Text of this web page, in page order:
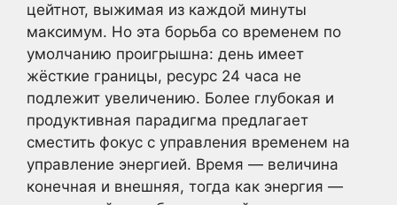
цейтнот, выжимая из каждой минуты
максимум. Но эта борьба со временем по
умолчанию проигрышна: день имеет
жёсткие границы, ресурс 24 часа не
подлежит увеличению. Более глубокая и
продуктивная парадигма предлагает
сместить фокус с управления временем на
управление энергией. Время — величина
конечная и внешняя, тогда как энергия —